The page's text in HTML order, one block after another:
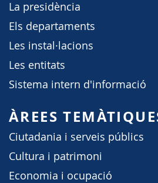
La presidència
Els departaments
Les instal·lacions
Les entitats
Sistema intern d'informació
ÀREES
Ciutadania i serveis públics
Cultura i patrimoni
Economia i ocupació